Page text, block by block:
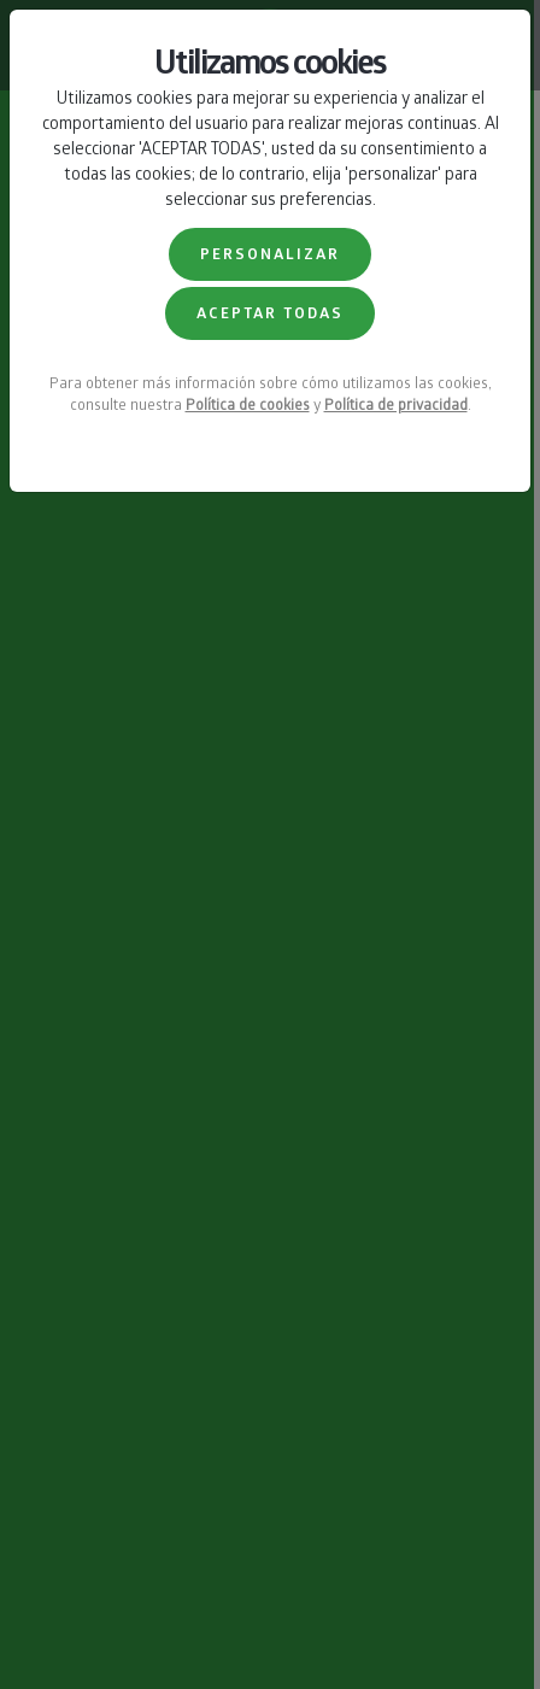
Utilizamos cookies
Utilizamos cookies para mejorar su experiencia y analizar el
comportamiento del usuario para realizar mejoras continuas. Al
seleccionar 'ACEPTAR TODAS', usted da su consentimiento a
todas las cookies; de lo contrario, elija 'personalizar' para
seleccionar sus preferencias.
PERSONALIZAR
ACEPTAR TODAS
Para obtener más información sobre cómo utilizamos las cookies,
consulte nuestra Política de cookiesy Política de privacidad.